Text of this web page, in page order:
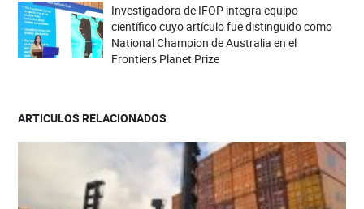
Investigadora de IFOP integra equipo
científico cuyo artículo fue distinguido como
National Champion de Australia en el
Frontiers Planet Prize
ARTICULOS RELACIONADOS